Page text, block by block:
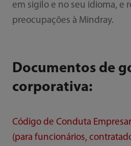
em sigilo e no seu idioma, e
preocupações à Mindray.
Documentos de
corporativa:
Código de Conduta
(para funcionários,